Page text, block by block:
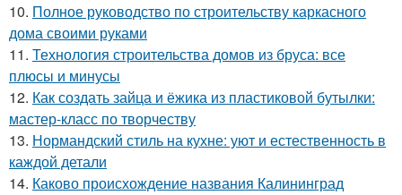
10. Полное руководство по строительству каркасного
дома своими руками
11. Технология строительства домов из бруса: все
плюсы и минусы
12. Как создать зайца и ёжика из пластиковой бутылки:
мастер-класс по творчеству
13. Нормандский стиль на кухне: уют и естественность в
каждой детали
14. Каково происхождение названия Калининград